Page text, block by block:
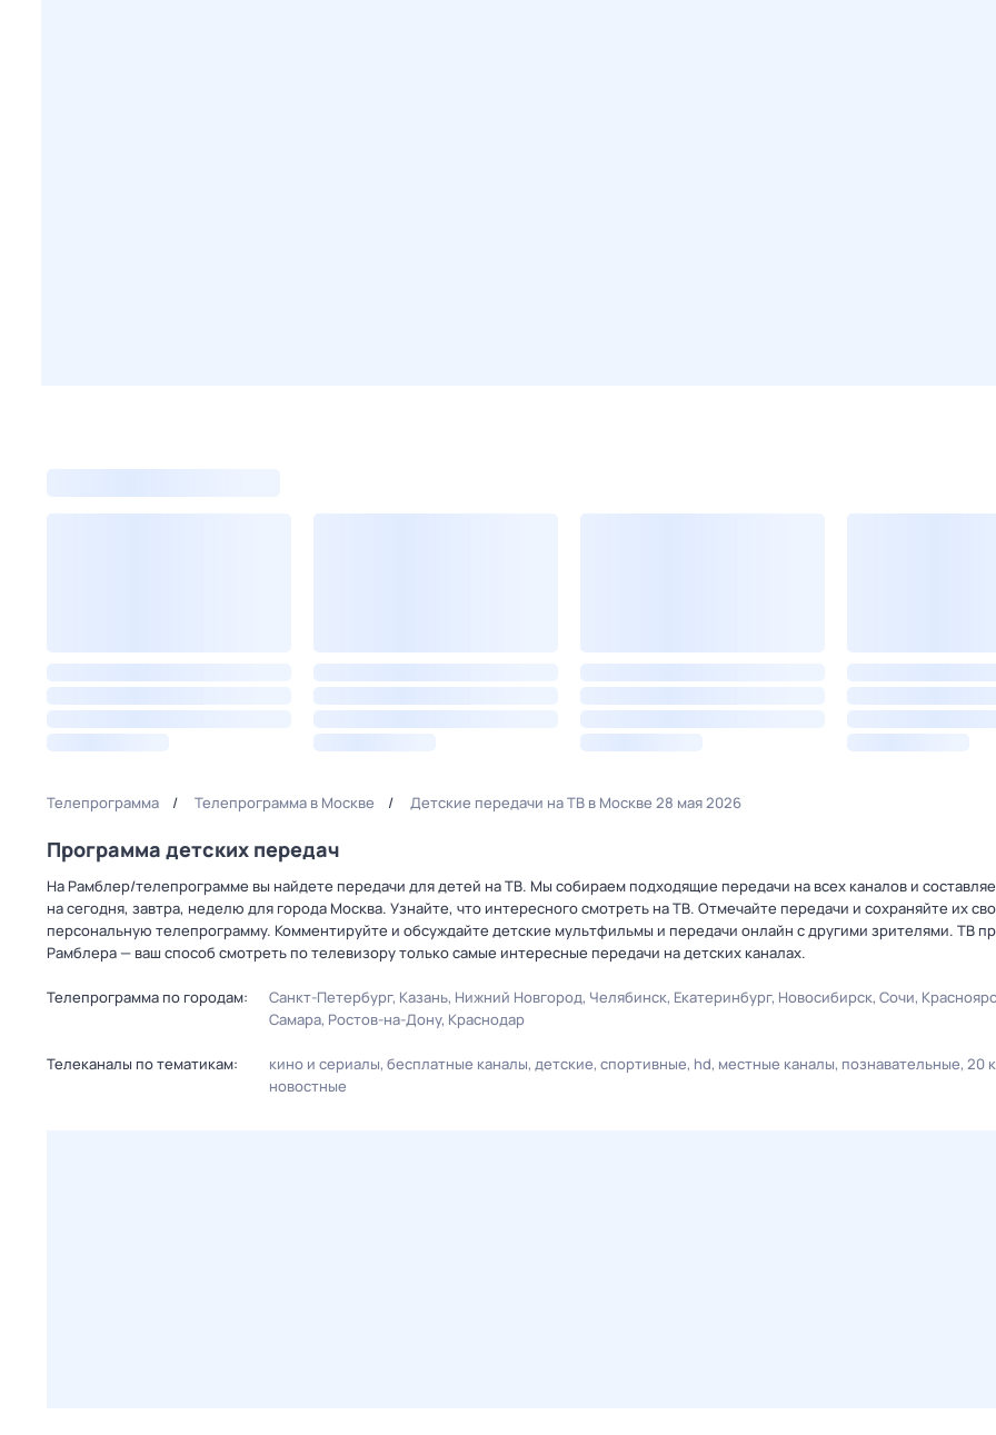
Телепрограмма Телепрограмма в Москве Детские передачи на ТВ в Москве 28 мая 2026
Программа детских передач
На Рамблер/телепрограмме вы найдете передачи для детей на ТВ. Мы собираем подходящие передачи на всех каналов и
на сегодня, завтра, неделю для города Москва. Узнайте, что интересного смотреть на ТВ. Отмечайте передачи и сохраняйте их
персональную телепрограмму. Комментируйте и обсуждайте детские мультфильмы и передачи онлайн с другими зрителями. ТВ
Рамблера — ваш способ смотреть по телевизору только самые интересные передачи на детских каналах.
Телепрограмма по городам: Санкт-Петербург Казань Нижний Новгород Челябинск Екатеринбург Новосибирск Сочи
Самара Ростов-на-Дону Краснодар
Телеканалы по тематикам: кино и сериалы бесплатные каналы детские спортивные hd местные каналы познавательные 20
новостные